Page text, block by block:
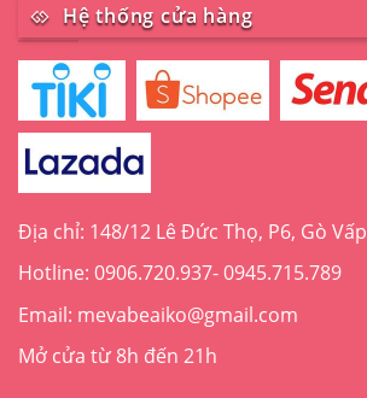
Hệ thống cửa hàng
Địa chỉ: 148/12 Lê Đức Thọ, P6, Gò Vấp
Hotline: 0906.720.937- 0945.715.789
Email: mevabeaiko@gmail.com
Mở cửa từ 8h đến 21h